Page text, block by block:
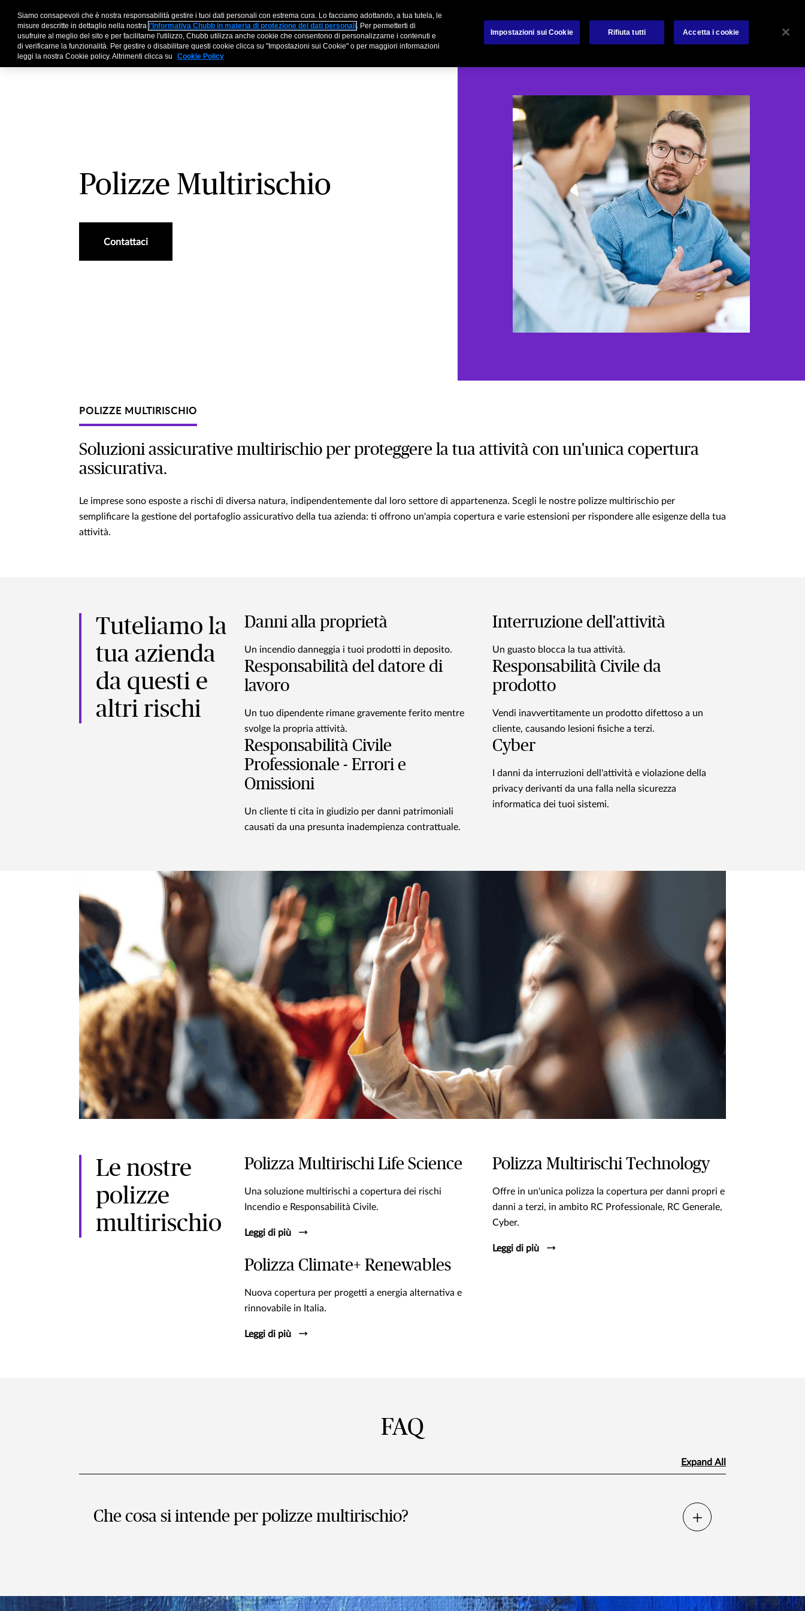
AziendeBrokerPartnerSinistri About usAvviso per i clientiReclamiContatti
Polizze Multirischio
Contattaci
POLIZZE MULTIRISCHIO
Soluzioni assicurative multirischio per proteggere la tua attività con un'unica copertura
assicurativa.
Le imprese sono esposte a rischi di diversa natura, indipendentemente dal loro settore di appartenenza. Scegli le nostre polizze multirischio per
semplificare la gestione del portafoglio assicurativo della tua azienda: ti offrono un'ampia copertura e varie estensioni per rispondere alle esigenze della tua
attività.
Tuteliamo la
tua azienda
da questi e
altri rischi
Danni alla proprietà
Un incendio danneggia i tuoi prodotti in deposito.
Interruzione dell'attività
Un guasto blocca la tua attività.
Responsabilità del datore di
lavoro
Un tuo dipendente rimane gravemente ferito mentre
svolge la propria attività.
Responsabilità Civile da
prodotto
Vendi inavvertitamente un prodotto difettoso a un
cliente, causando lesioni fisiche a terzi.
Responsabilità Civile
Professionale - Errori e
Omissioni
Un cliente ti cita in giudizio per danni patrimoniali
causati da una presunta inadempienza contrattuale.
Cyber
I danni da interruzioni dell'attività e violazione della
privacy derivanti da una falla nella sicurezza
informatica dei tuoi sistemi.
Le nostre
polizze
multirischio
Polizza Multirischi Life Science
Una soluzione multirischi a copertura dei rischi
Incendio e Responsabilità Civile.
Leggi di più
Polizza Multirischi Technology
Offre in un'unica polizza la copertura per danni propri e
danni a terzi, in ambito RC Professionale, RC Generale,
Cyber.
Leggi di più
Polizza Climate+ Renewables
Nuova copertura per progetti a energia alternativa e
rinnovabile in Italia.
Leggi di più
FAQ
Expand All
Che cosa si intende per polizze multirischio?
Siamo consapevoli che è nostra responsabilità gestire i tuoi dati personali con estrema cura. Lo facciamo adottando, a tua tutela, le
misure descritte in dettaglio nella nostra l’Informativa Chubb in materia di protezione dei dati personali. Per permetterti di
usufruire al meglio del sito e per facilitarne l'utilizzo, Chubb utilizza anche cookie che consentono di personalizzarne i contenuti e
di verificarne la funzionalità. Per gestire o disabilitare questi cookie clicca su "Impostazioni sui Cookie" o per maggiori informazioni
leggi la nostra Cookie policy. Altrimenti clicca su
Cookie Policy
Impostazioni sui Cookie Rifiuta tutti Accetta i cookie